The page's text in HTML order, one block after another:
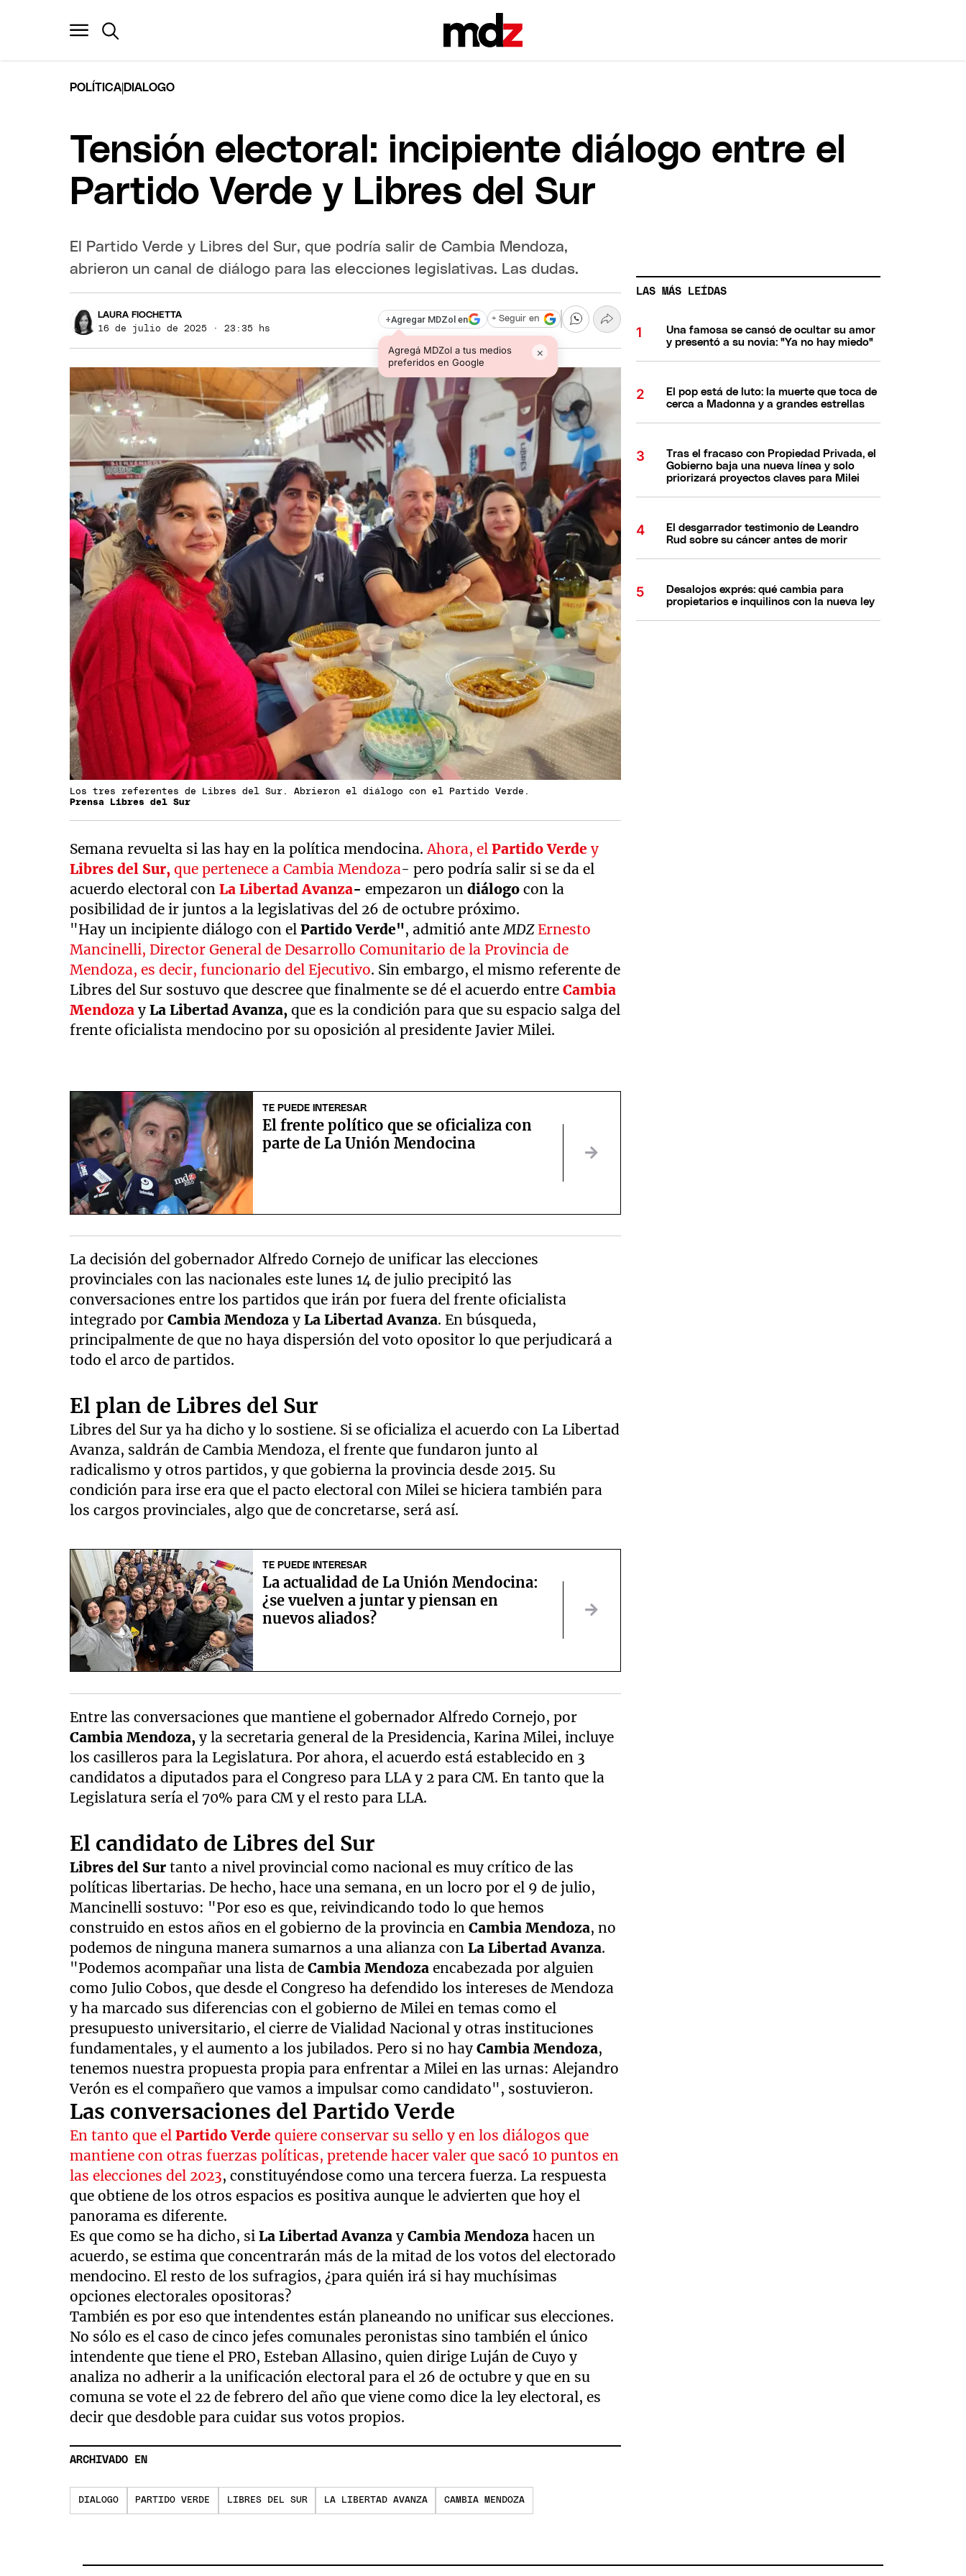
POLÍTICA DIALOGO
Tensión electoral: incipiente diálogo entre el
Partido Verde y Libres del Sur
El Partido Verde y Libres del Sur, que podría salir de Cambia Mendoza,
abrieron un canal de diálogo para las elecciones legislativas. Las dudas.
LAURA FIOCHETTA
16 de julio de 2025 · 23:35 hs
+Agregar MDZol en
Agregá MDZol a tus medios
preferidos en Google
×
+ Seguir en
Los tres referentes de Libres del Sur. Abrieron el diálogo con el Partido Verde.
Prensa Libres del Sur
Semana revuelta si las hay en la política mendocina.Ahora, el Partido Verdey
Libres del Sur, que pertenece a Cambia Mendoza- pero podría salir si se da el
acuerdo electoral conLa Libertad Avanza-empezaron undiálogo con la
posibilidad de ir juntos a la legislativas del 26 de octubre próximo.
"Hay un incipiente diálogo con elPartido Verde", admitió anteMDZErnesto
Mancinelli, Director General de Desarrollo Comunitario de la Provincia de
Mendoza, es decir, funcionario del Ejecutivo. Sin embargo, el mismo referente de
Libres del Sur sostuvo que descree que finalmente se dé el acuerdo entreCambia
Mendozay La Libertad Avanza,que es la condición para que su espacio salga del
frente oficialista mendocino por su oposición al presidente Javier Milei.
TE PUEDE INTERESAR
El frente político que se oficializa con
parte de La Unión Mendocina
La decisión del gobernador Alfredo Cornejo de unificar las elecciones
provinciales con las nacionales este lunes 14 de julio precipitó las
conversaciones entre los partidos que irán por fuera del frente oficialista
integrado por Cambia Mendoza yLa Libertad Avanza. En búsqueda,
principalmente de que no haya dispersión del voto opositor lo que perjudicará a
todo el arco de partidos.
El plan de Libres del Sur
Libres del Sur ya ha dicho y lo sostiene. Si se oficializa el acuerdo con La Libertad
Avanza, saldrán de Cambia Mendoza, el frente que fundaron junto al
radicalismo y otros partidos, y que gobierna la provincia desde 2015. Su
condición para irse era que el pacto electoral con Milei se hiciera también para
los cargos provinciales, algo que de concretarse, será así.
TE PUEDE INTERESAR
La actualidad de La Unión Mendocina:
¿se vuelven a juntar y piensan en
nuevos aliados?
Entre las conversaciones que mantiene el gobernador Alfredo Cornejo, por
Cambia Mendoza,y la secretaria general de la Presidencia, Karina Milei, incluye
los casilleros para la Legislatura. Por ahora, el acuerdo está establecido en 3
candidatos a diputados para el Congreso para LLA y 2 para CM. En tanto que la
Legislatura sería el 70% para CM y el resto para LLA.
El candidato de Libres del Sur
Libres del Sur tanto a nivel provincial como nacional es muy crítico de las
políticas libertarias. De hecho, hace una semana, en un locro por el 9 de julio,
Mancinelli sostuvo: "Por eso es que, reivindicando todo lo que hemos
construido en estos años en el gobierno de la provincia enCambia Mendoza, no
podemos de ninguna manera sumarnos a una alianza conLa Libertad Avanza.
"Podemos acompañar una lista deCambia Mendozaencabezada por alguien
como Julio Cobos, que desde el Congreso ha defendido los intereses de Mendoza
y ha marcado sus diferencias con el gobierno de Milei en temas como el
presupuesto universitario, el cierre de Vialidad Nacional y otras instituciones
fundamentales, y el aumento a los jubilados. Pero si no hay Cambia Mendoza,
tenemos nuestra propuesta propia para enfrentar a Milei en las urnas: Alejandro
Verón es el compañero que vamos a impulsar como candidato", sostuvieron.
Las conversaciones del Partido Verde
En tanto que elPartido Verde quiere conservar su sello y en los diálogos que
mantiene con otras fuerzas políticas, pretende hacer valer que sacó 10 puntos en
las elecciones del 2023, constituyéndose como una tercera fuerza. La respuesta
que obtiene de los otros espacios es positiva aunque le advierten que hoy el
panorama es diferente.
Es que como se ha dicho, siLa Libertad Avanza yCambia Mendozahacen un
acuerdo, se estima que concentrarán más de la mitad de los votos del electorado
mendocino. El resto de los sufragios, ¿para quién irá si hay muchísimas
opciones electorales opositoras?
También es por eso que intendentes están planeando no unificar sus elecciones.
No sólo es el caso de cinco jefes comunales peronistas sino también el único
intendente que tiene el PRO, Esteban Allasino, quien dirige Luján de Cuyo y
analiza no adherir a la unificación electoral para el 26 de octubre y que en su
comuna se vote el 22 de febrero del año que viene como dice la ley electoral, es
decir que desdoble para cuidar sus votos propios.
ARCHIVADO EN
DIALOGO PARTIDO VERDE LIBRES DEL SUR LA LIBERTAD AVANZA CAMBIA MENDOZA
LAS MÁS LEÍDAS
Una famosa se cansó de ocultar su amor
y presentó a su novia: "Ya no hay miedo"
El pop está de luto: la muerte que toca de
cerca a Madonna y a grandes estrellas
Tras el fracaso con Propiedad Privada, el
Gobierno baja una nueva línea y solo
priorizará proyectos claves para Milei
El desgarrador testimonio de Leandro
Rud sobre su cáncer antes de morir
Desalojos exprés: qué cambia para
propietarios e inquilinos con la nueva ley